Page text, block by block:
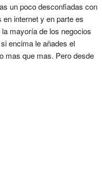
un poco desconfiadas con
internet y en parte es
mayoría de los negocios
encima le añades el
mas que mas. Pero desde